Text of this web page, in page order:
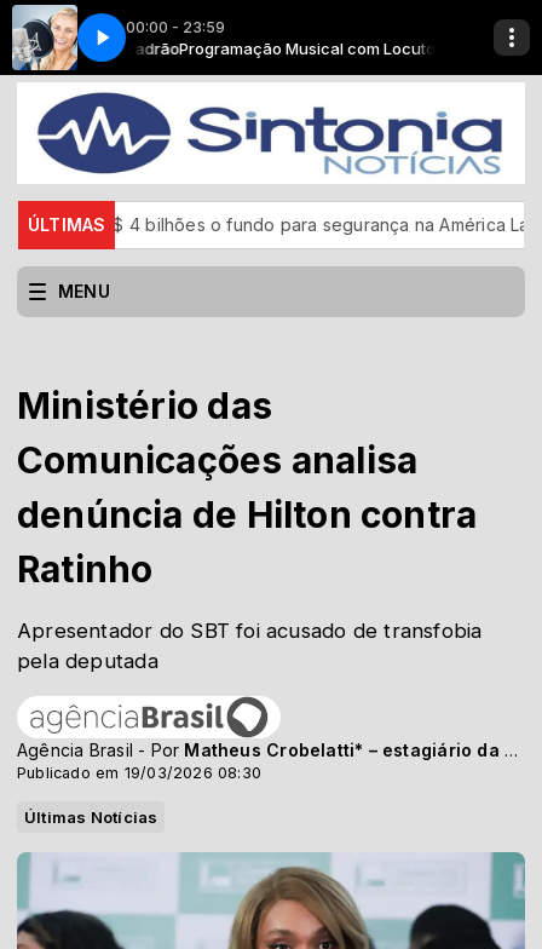
00:00 - 23:59
Locutor PadrãoProgramação Musical com Locutor Padrão
(Estoy enamorado)Daniel - Estou apaixonado (Estoy enamorado)
ÚLTIMAS
US$ 4 bilhões o fundo para segurança na América Latina
MENU
Ministério das
Comunicações analisa
denúncia de Hilton contra
Ratinho
Apresentador do SBT foi acusado de transfobia
pela deputada
Agência Brasil - Por Matheus Crobelatti* – estagiário da Agência Brasil
Publicado em 19/03/2026 08:30
Últimas Notícias